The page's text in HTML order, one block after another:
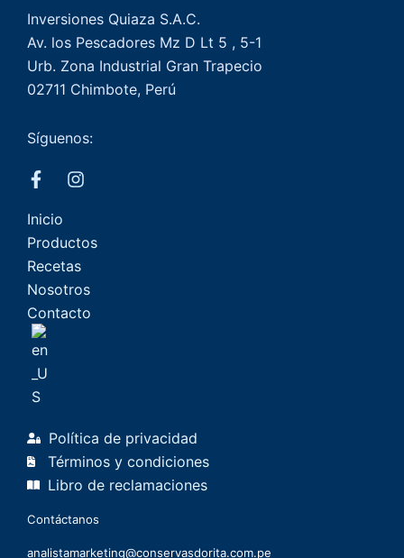
Inversiones Quiaza S.A.C.
Av. los Pescadores Mz D Lt 5 , 5-1
Urb. Zona Industrial Gran Trapecio
02711 Chimbote, Perú
Síguenos:
Inicio
Productos
Recetas
Nosotros
Contacto
Política de privacidad
Términos y condiciones
Libro de reclamaciones
Contáctanos
analistamarketing@conservasdorita.com.pe